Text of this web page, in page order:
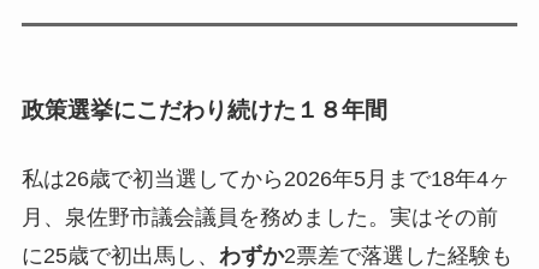
政策選挙にこだわり続けた１８年間
私は26歳で初当選してから2026年5月まで18年4ヶ
月、泉佐野市議会議員を務めました。実はその前
に25歳で初出馬し、 わずか2票差で落選した経験も